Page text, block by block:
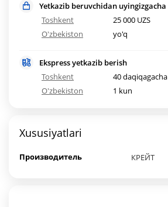
Yetkazib beruvchidan uyingizgacha
Toshkent
25 000 UZS
O'zbekiston
yo'q
Ekspress yetkazib berish
Toshkent
40 daqiqagacha
O'zbekiston
1 kun
Xususiyatlari
Производитель КРЕЙТ